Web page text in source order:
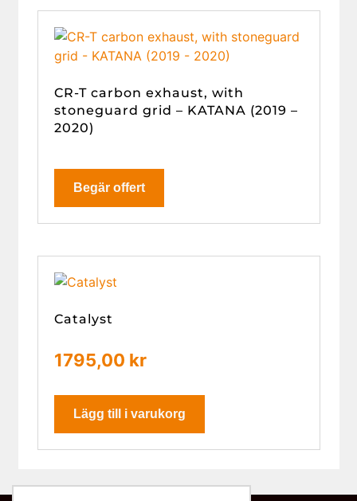
CR-T carbon exhaust, with
stoneguard grid – KATANA (2019 –
2020)
Begär offert
Catalyst
1795,00 kr
Lägg till i varukorg